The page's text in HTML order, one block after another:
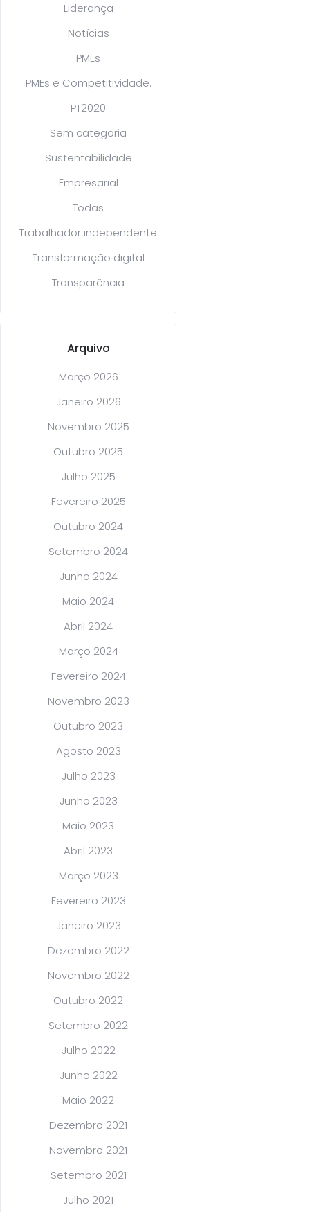
Liderança
Notícias
PMEs
PMEs e Competitividade.
PT2020
Sem categoria
Sustentabilidade
Empresarial
Todas
Trabalhador independente
Transformação digital
Transparência
Arquivo
Março 2026
Janeiro 2026
Novembro 2025
Outubro 2025
Julho 2025
Fevereiro 2025
Outubro 2024
Setembro 2024
Junho 2024
Maio 2024
Abril 2024
Março 2024
Fevereiro 2024
Novembro 2023
Outubro 2023
Agosto 2023
Julho 2023
Junho 2023
Maio 2023
Abril 2023
Março 2023
Fevereiro 2023
Janeiro 2023
Dezembro 2022
Novembro 2022
Outubro 2022
Setembro 2022
Julho 2022
Junho 2022
Maio 2022
Dezembro 2021
Novembro 2021
Setembro 2021
Julho 2021